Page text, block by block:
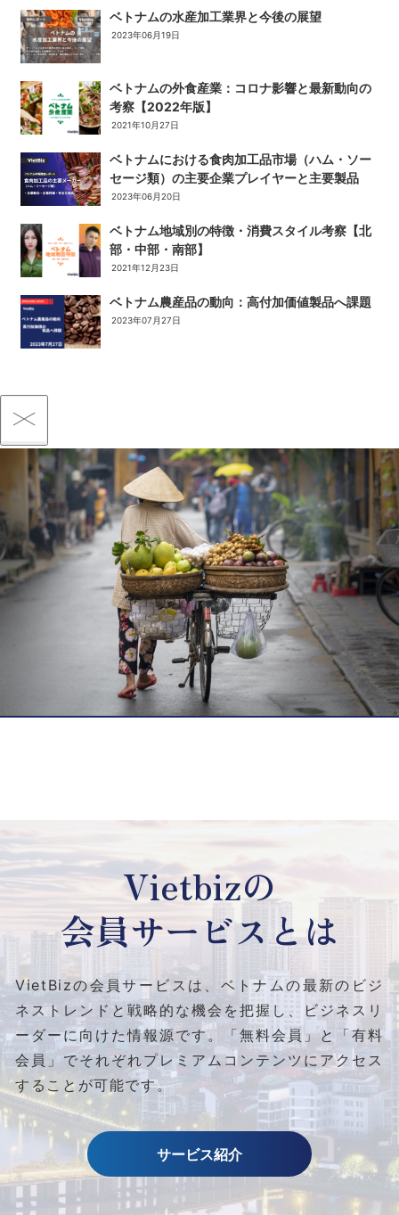
ベトナムの水産加工業界と今後の展望
2023年06月19日
ベトナムの外食産業：コロナ影響と最新動向の
考察【2022年版】
2021年10月27日
ベトナムにおける食肉加工品市場（ハム・ソー
セージ類）の主要企業プレイヤーと主要製品
2023年06月20日
ベトナム地域別の特徴・消費スタイル考察【北
部・中部・南部】
2021年12月23日
ベトナム農産品の動向：高付加価値製品へ課題
2023年07月27日
Vietbizの
会員サービスとは
VietBizの会員サービスは、ベトナムの最新のビジ
ネストレンドと戦略的な機会を把握し、ビジネスリ
ーダーに向けた情報源です。
「無料会員」と「有料
会員」でそれぞれプレミアムコンテンツにアクセス
することが可能です。
サービス紹介